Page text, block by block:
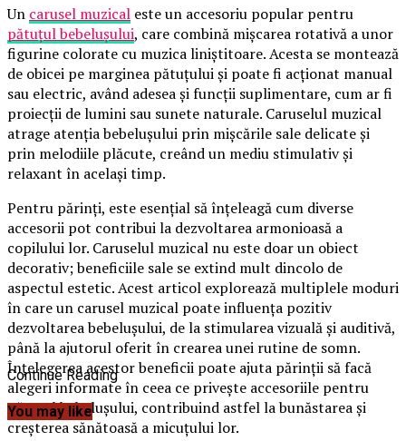
Un carusel muzical este un accesoriu popular pentru
pătuțul bebelușului, care combină mișcarea rotativă a unor
figurine colorate cu muzica liniștitoare. Acesta se montează
de obicei pe marginea pătuțului și poate fi acționat manual
sau electric, având adesea și funcții suplimentare, cum ar fi
proiecții de lumini sau sunete naturale. Caruselul muzical
atrage atenția bebelușului prin mișcările sale delicate și
prin melodiile plăcute, creând un mediu stimulativ și
relaxant în același timp.
Pentru părinți, este esențial să înțeleagă cum diverse
accesorii pot contribui la dezvoltarea armonioasă a
copilului lor. Caruselul muzical nu este doar un obiect
decorativ; beneficiile sale se extind mult dincolo de
aspectul estetic. Acest articol explorează multiplele moduri
în care un carusel muzical poate influența pozitiv
dezvoltarea bebelușului, de la stimularea vizuală și auditivă,
până la ajutorul oferit în crearea unei rutine de somn.
Înțelegerea acestor beneficii poate ajuta părinții să facă
alegeri informate în ceea ce privește accesoriile pentru
pătuțul bebelușului, contribuind astfel la bunăstarea și
creșterea sănătoasă a micuțului lor.
Continue Reading
You may like